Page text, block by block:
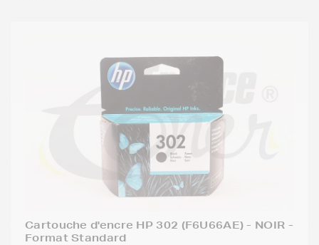
Cartouche d'encre HP 302 (F6U66AE) - NOIR -
Format Standard